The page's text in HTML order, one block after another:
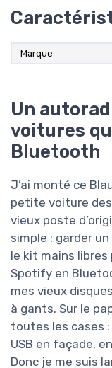
Marque
Un
voitures
Bluetooth
J’ai monté ce
petite voiture
vieux poste
simple : garder
le kit mains libres
Spotify en
mes vieux
à gants. Sur le
toutes les cases
USB en façade,
Donc je me suis